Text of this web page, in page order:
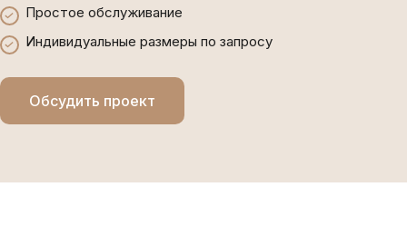
Простое обслуживание
Индивидуальные размеры по запросу
Обсудить проект